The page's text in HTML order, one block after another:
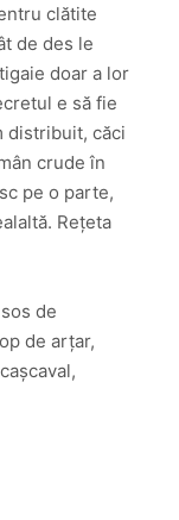
clătite
de des le
doar a lor
e să fie
distribuit, căci
crude în
pe o parte,
Rețeta
de
de arțar,